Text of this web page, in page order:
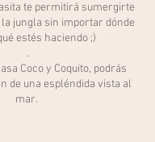
te permitirá sumergirte
jungla sin importar dónde
estés haciendo ;)
.
Coco y Coquito, podrás
de una espléndida vista al
mar.